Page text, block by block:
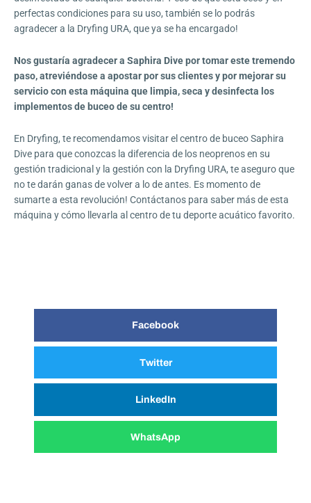
perfectas condiciones para su uso, también se lo podrás
agradecer a la Dryfing URA, que ya se ha encargado!
Nos gustaría agradecer a Saphira Dive por tomar este tremendo
paso, atreviéndose a apostar por sus clientes y por mejorar su
servicio con esta máquina que limpia, seca y desinfecta los
implementos de buceo de su centro!
En Dryfing, te recomendamos visitar el centro de buceo Saphira
Dive para que conozcas la diferencia de los neoprenos en su
gestión tradicional y la gestión con la Dryfing URA, te aseguro que
no te darán ganas de volver a lo de antes. Es momento de
sumarte a esta revolución! Contáctanos para saber más de esta
máquina y cómo llevarla al centro de tu deporte acuático favorito.
Facebook
Twitter
LinkedIn
WhatsApp